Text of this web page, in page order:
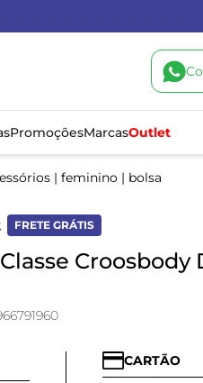
PromoçõesMarcasOutlet
|feminino | bolsa
FRETE GRÁTIS
Croosbody
CARTÃO